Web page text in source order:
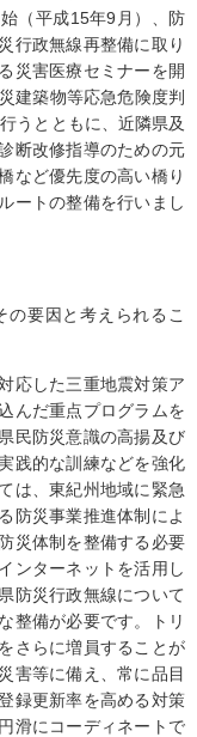
（平成15年9月）、防
行政無線再整備に取り
災害医療セミナーを開
建築物等応急危険度判
うとともに、近隣県及
断改修指導のための元
など優先度の高い橋り
ートの整備を行いまし
の要因と考えられるこ
応した三重地震対策ア
んだ重点プログラムを
民防災意識の高揚及び
践的な訓練などを強化
は、東紀州地域に緊急
防災事業推進体制によ
災体制を整備する必要
ンターネットを活用し
防災行政無線について
整備が必要です。トリ
さらに増員することが
害等に備え、常に品目
録更新率を高める対策
滑にコーディネートで